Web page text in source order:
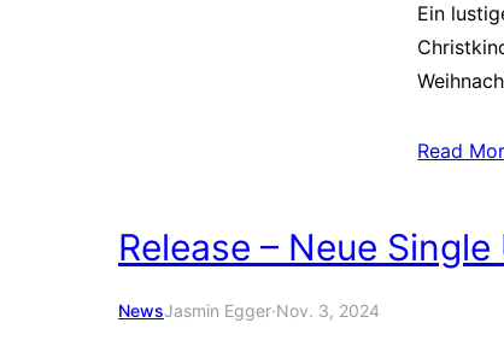
Ein
Read
Release – Neue
NewsJasmin Egger·Nov. 3, 2024